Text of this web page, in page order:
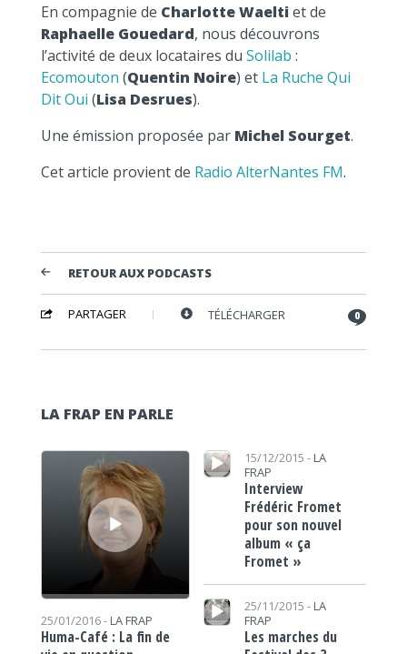
En compagnie de Charlotte Waelti et de
Raphaelle Gouedard, nous découvrons
l’activité de deux locataires du Solilab :
Ecomouton (Quentin Noire) et La Ruche Qui
Dit Oui (Lisa Desrues).
Une émission proposée par Michel Sourget.
Cet article provient de Radio AlterNantes FM.
RETOUR AUX PODCASTS
PARTAGER TÉLÉCHARGER 0
LA FRAP EN PARLE
Lecteur audio
25/01/2016 - LA FRAP
Huma-Café : La fin de
Lecteur audio 15/12/2015 - LA
FRAP
Interview
Frédéric Fromet
pour son nouvel
album « ça
Fromet »
Lecteur audio
25/11/2015 - LA
FRAP
Les marches du